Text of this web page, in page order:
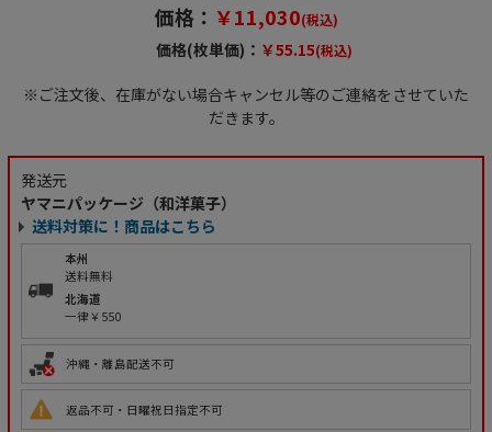
価格： ￥11,030(税込)
価格(枚単価)： ￥55.15(税込)
※ご注文後、在庫がない場合キャンセル等のご連絡をさせていた
だきます。
発送元
ヤマニパッケージ（和洋菓子）
送料対策に！商品はこちら
本州
送料無料
北海道
一律￥550
沖縄・離島配送不可
返品不可・日曜祝日指定不可